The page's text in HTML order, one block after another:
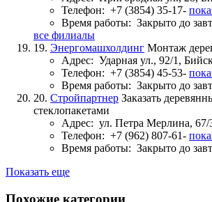
Телефон: +7 (3854) 35-17-
Время работы: Закрыто до
все филиалы
19. Энергомашхолдинг Монтаж
Адрес: Ударная ул., 92/1,
Телефон: +7 (3854) 45-53-
Время работы: Закрыто до
20. Стройпартнер Заказать
стеклопакетами
Адрес: ул. Петра Мерлина, 67/
Телефон: +7 (962) 807-61-
Время работы: Закрыто до
Показать еще
Похожие категории